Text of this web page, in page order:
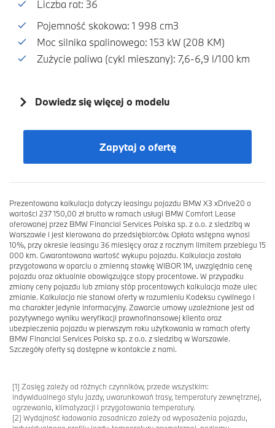
Liczba rat: 36
Pojemność skokowa: 1 998 cm3
Moc silnika spalinowego: 153 kW (208 KM)
Zużycie paliwa (cykl mieszany): 7,6-6,9 l/100 km
Dowiedz się więcej o modelu
Zapytaj o ofertę
Prezentowana kalkulacja dotyczy leasingu pojazdu BMW X3 xDrive20 o
wartości 237 150,00 zł brutto w ramach usługi BMW Comfort Lease
oferowanej przez BMW Financial Services Polska sp. z o.o. z siedzibą w
Warszawie i jest kierowana do przedsiębiorców. Opłata wstępna wynosi
10%, przy okresie leasingu 36 miesięcy oraz z rocznym limitem przebiegu 15
000 km. Gwarantowana wartość wykupu pojazdu. Kalkulacja została
przygotowana w oparciu o zmienną stawkę WIBOR 1M, uwzględnia cenę
pojazdu oraz aktualnie obowiązujące stopy procentowe. W przypadku
zmiany ceny pojazdu lub zmiany stóp procentowych kalkulacja może ulec
zmianie. Kalkulacja nie stanowi oferty w rozumieniu Kodeksu cywilnego i
ma charakter jedynie informacyjny. Zawarcie umowy uzależnione jest od
pozytywnego wyniku weryfikacji prawnofinansowej klienta oraz
ubezpieczenia pojazdu w pierwszym roku użytkowania w ramach oferty
BMW Financial Services Polska sp. z o.o. z siedzibą w Warszawie.
Szczegóły oferty są dostępne w kontakcie z nami.
[1] Zasięg zależy od różnych czynników, przede wszystkim:
indywidualnego stylu jazdy, uwarunkowań trasy, temperatury zewnętrznej,
ogrzewania, klimatyzacji i przygotowania temperatury.
[2] Wydajność ładowania zasadniczo zależy od wyposażenia pojazdu,